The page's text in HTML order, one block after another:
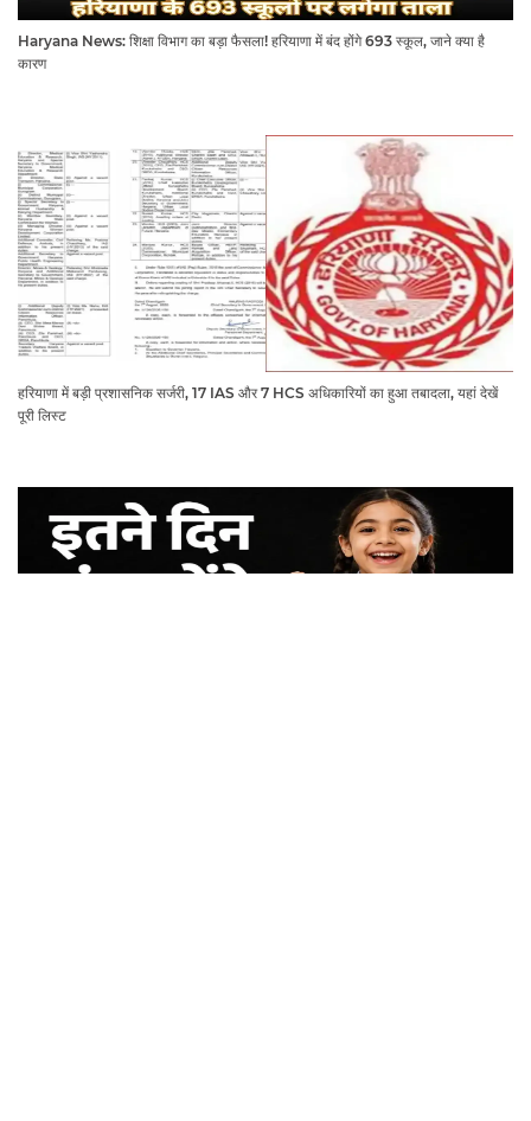
Haryana News: शिक्षा विभाग का बड़ा फैसला! हरियाणा में बंद होंगे 693 स्कूल, जाने क्या है
कारण
हरियाणा में बड़ी प्रशासनिक सर्जरी, 17 IAS और 7 HCS अधिकारियों का हुआ तबादला, यहां देखें
पूरी लिस्ट